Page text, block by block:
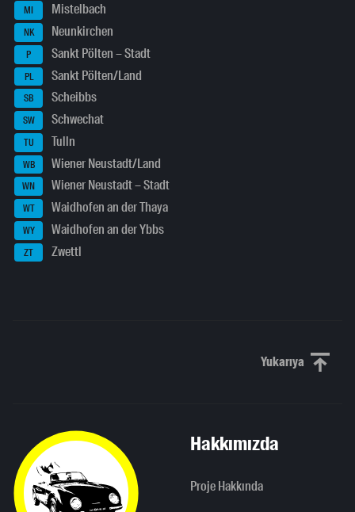
MI Mistelbach
NK Neunkirchen
P Sankt Pölten – Stadt
PL Sankt Pölten/Land
SB Scheibbs
SW Schwechat
TU Tulln
WB Wiener Neustadt/Land
WN Wiener Neustadt – Stadt
WT Waidhofen an der Thaya
WY Waidhofen an der Ybbs
ZT Zwettl
YukarıyaYukarı
Hakkımızda
Proje Hakkında